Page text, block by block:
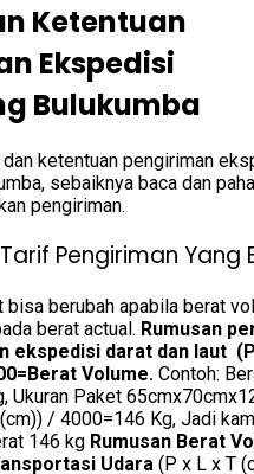
Ketentuan
Ekspedisi
Bulukumba
ketentuan pengiriman
sebaiknya baca dan
pengiriman.
Pengiriman Yang
bisa berubah apabila berat
berat actual. Rumusan
ekspedisi darat dan laut
Volume. Contoh:
Ukuran Paket
/ 4000=146 Kg, Jadi
146 kg Rumusan Berat
Udara (P x L x T